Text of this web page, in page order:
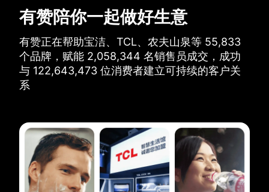
有赞陪你一起做好生意
有赞正在帮助宝洁、TCL、农夫山泉等 55,833
个品牌， 赋能 2,058,344 名销售员成交， 成功
与 122,643,473 位消费者建立可持续的客户关
系